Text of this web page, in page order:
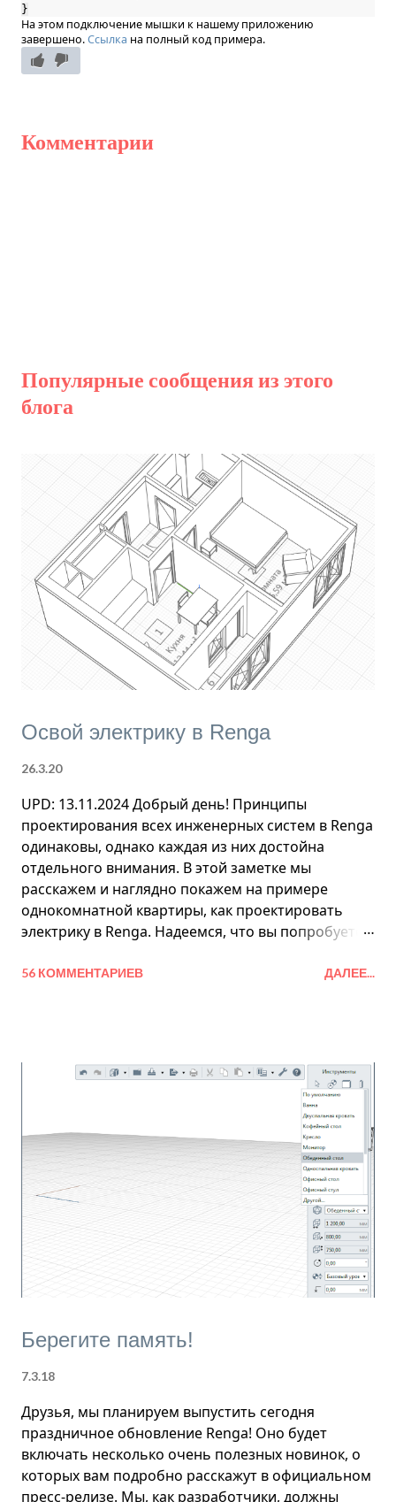
}
На этом подключение мышки к нашему приложению
завершено.Ссылка на полный код примера.
Комментарии
Популярные сообщения из этого
блога
Освой электрику в Renga
26.3.20
UPD: 13.11.2024 Добрый день! Принципы
проектирования всех инженерных систем в Renga
одинаковы, однако каждая из них достойна
отдельного внимания. В этой заметке мы
расскажем и наглядно покажем на примере
однокомнатной квартиры, как проектировать
электрику в Renga. Надеемся, что вы попробуете
поможет вам оценить возможности Renga.
перекрытиях, колоннах и балках. Также хорошо,
если перед проектированием электрики в модели
расставлена мебель, если речь идет о жилых
промышленных. Модель квартиры, в которой
будет происходить дальнейшая работа, уже
подготовлена. Итак, скачайте проект, в котором
расставлена мебель, и приступим. Откройте
проект в любой редакции Renga. Щелкните
правой кнопкой мыши на пустом месте и
выберите Режим измерения > Кубический . Это
необходимо, так как рас...
56 КОММЕНТАРИЕВ ДАЛЕЕ...
Берегите память!
7.3.18
Друзья, мы планируем выпустить сегодня
праздничное обновление Renga! Оно будет
включать несколько очень полезных новинок, о
которых вам подробно расскажут в официальном
пресс-релизе. Мы, как разработчики, должны